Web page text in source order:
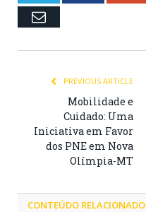
Email
PREVIOUS ARTICLE
Mobilidade e
Cuidado: Uma
Iniciativa em Favor
dos PNE em Nova
Olímpia-MT
CONTEÚDO RELACIONADO